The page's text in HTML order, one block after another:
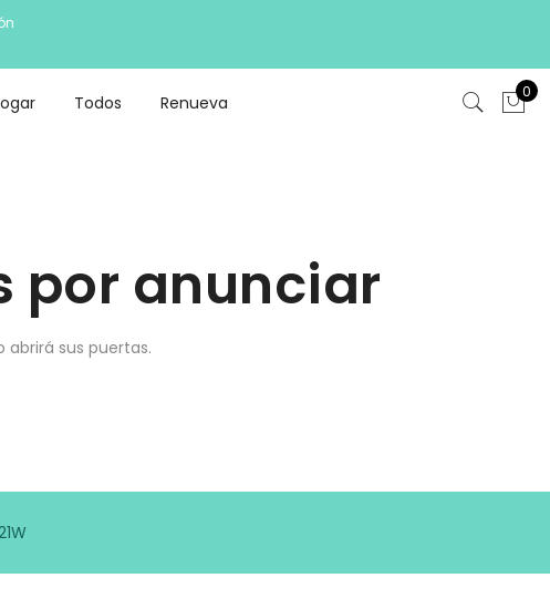
Todos Renueva
0
por anunciar
sus puertas.